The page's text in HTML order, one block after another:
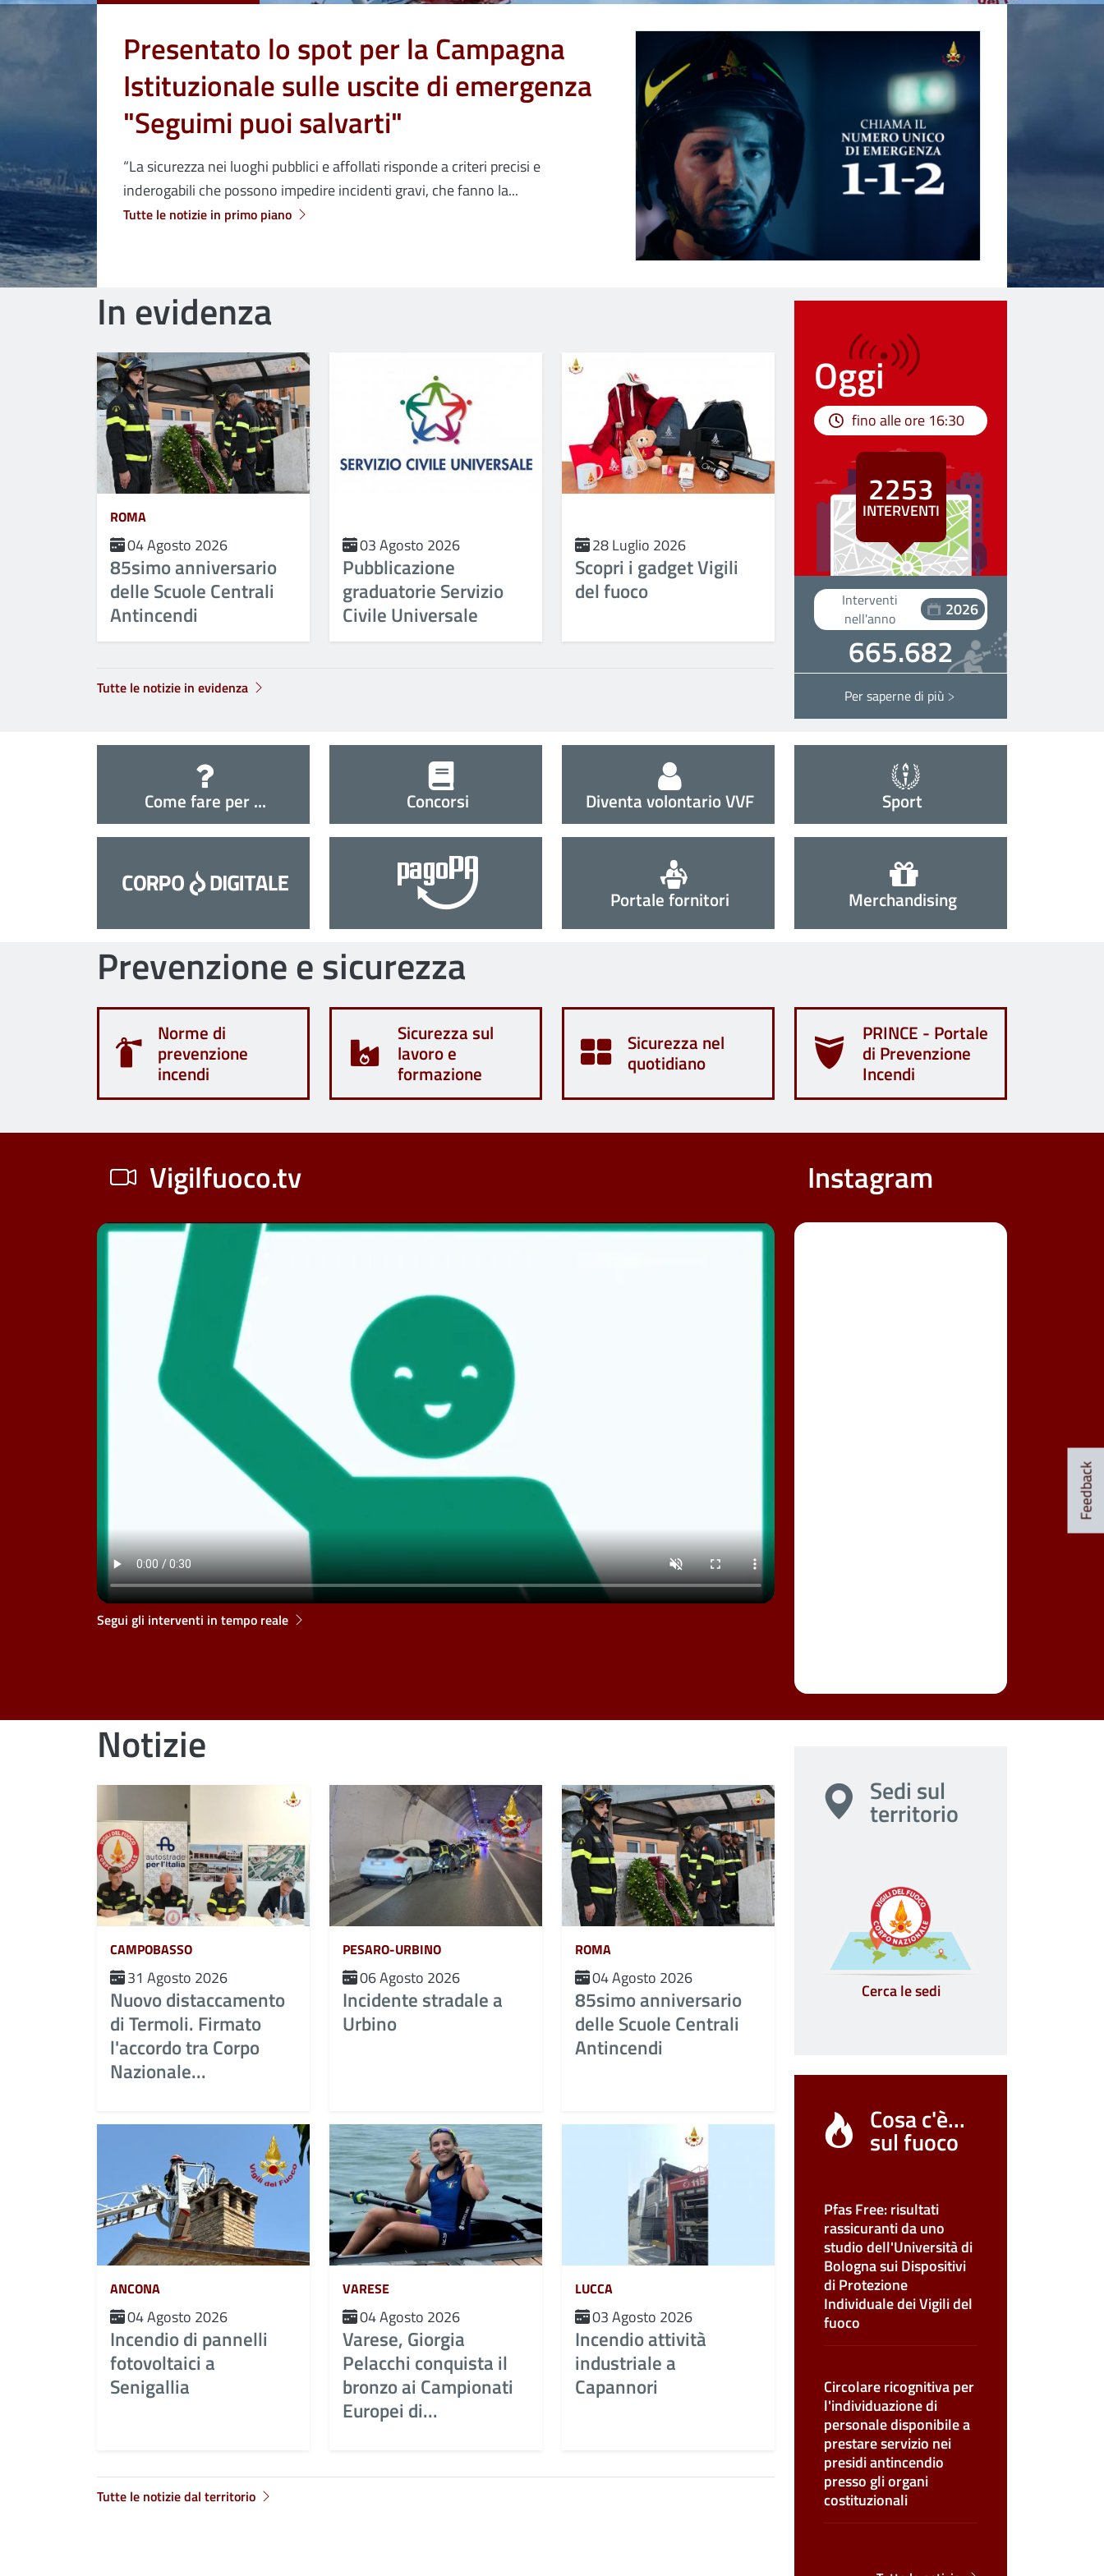
Presentato lo spot per la Campagna
Istituzionale sulle uscite di emergenza
"Seguimi puoi salvarti"
“La sicurezza nei luoghi pubblici e affollati risponde a criteri precisi e
inderogabili che possono impedire incidenti gravi, che fanno la...
Tutte le notizie in primo piano
In evidenza
ROMA
04 Agosto 2026
85simo anniversario
delle Scuole Centrali
Antincendi
03 Agosto 2026
Pubblicazione
graduatorie Servizio
Civile Universale
28 Luglio 2026
Scopri i gadget Vigili
del fuoco
Tutte le notizie in evidenza
Oggi
fino alle ore 16:30
2253
INTERVENTI
Interventi
nell'anno
2026
665.682
Per saperne di piùInterventi ITALIA
Come fare per ... Concorsi Diventa volontario VVF Sport
Portale fornitori Merchandising
Prevenzione e sicurezza
Norme di
prevenzione
incendi
Sicurezza sul
lavoro e
formazione
Sicurezza nel
quotidiano
PRINCE - Portale
di Prevenzione
Incendi
Vigilfuoco.tv
Segui gli interventi in tempo reale
Instagram
Notizie
CAMPOBASSO
31 Agosto 2026
Nuovo distaccamento
di Termoli. Firmato
l'accordo tra Corpo
Nazionale...
PESARO-URBINO
06 Agosto 2026
Incidente stradale a
Urbino
ROMA
04 Agosto 2026
85simo anniversario
delle Scuole Centrali
Antincendi
ANCONA
04 Agosto 2026
Incendio di pannelli
fotovoltaici a
Senigallia
VARESE
04 Agosto 2026
Varese, Giorgia
Pelacchi conquista il
bronzo ai Campionati
Europei di...
LUCCA
03 Agosto 2026
Incendio attività
industriale a
Capannori
Tutte le notizie dal territorio
Sedi sul
territorio
Cerca le sedi
Cosa c'è...
sul fuoco
Pfas Free: risultati
rassicuranti da uno
studio dell'Università di
Bologna sui Dispositivi
di Protezione
Individuale dei Vigili del
fuoco
Circolare ricognitiva per
l'individuazione di
personale disponibile a
prestare servizio nei
presidi antincendio
presso gli organi
costituzionali
Feedback